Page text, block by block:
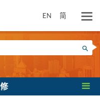
EN 简
搜尋